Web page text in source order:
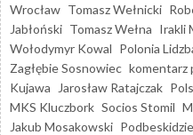
Wrocław Tomasz Wełnicki
Jabłoński Tomasz Wełna Irakli
Wołodymyr Kowal Polonia
Zagłębie Sosnowiec komentarz
Kujawa
Jarosław Ratajczak
MKS Kluczbork Socios Stomil
Jakub Mosakowski